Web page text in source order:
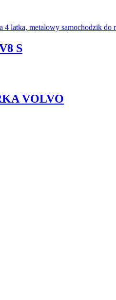
S
VOLVO